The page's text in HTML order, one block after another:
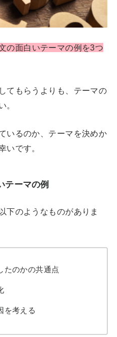
の面白いテーマの例を3つ
てもらうよりも、テーマの
。
いるのか、テーマを決めか
いです。
テーマの例
下のようなものがありま
たのかの共通点
を考える